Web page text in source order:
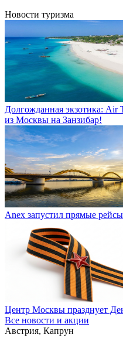
Новости туризма
Долгожданная экзотика: Air
из Москвы на Занзибар!
Anex запустил прямые
Центр Москвы празднует
Все новости и акции
Австрия, Капрун